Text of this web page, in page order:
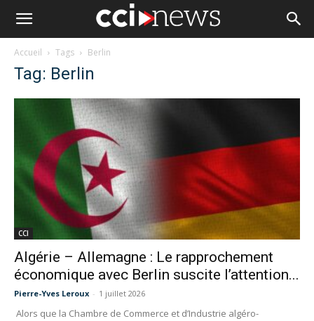
Accueil Tags Berlin
Tag: Berlin
CCI
Algérie – Allemagne : Le rapprochement
économique avec Berlin suscite l’attention...
Pierre-Yves Leroux - 1 juillet 2026
Alors que la Chambre de Commerce et d’Industrie algéro-